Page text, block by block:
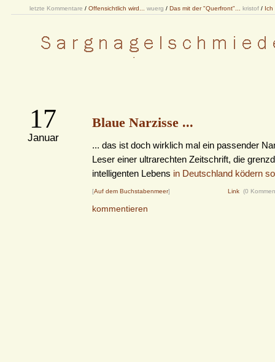
letzte Kommentare / Offensichtlich wird... wuerg / Das mit der "Querfront"... kristof / Ich
17
Januar
Blaue Narzisse ...
... das ist doch wirklich mal ein passender
Leser einer ultrarechten Zeitschrift, die
intelligenten Lebens in Deutschland ködern
[Auf dem Buchstabenmeer] Link (0
kommentieren